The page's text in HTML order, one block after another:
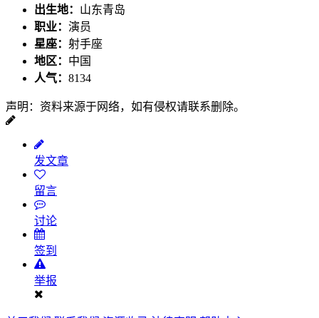
出生地： 山东青岛
职业： 演员
星座： 射手座
地区： 中国
人气： 8134
声明：资料来源于网络，如有侵权请联系删除。
发文章
留言
讨论
签到
举报